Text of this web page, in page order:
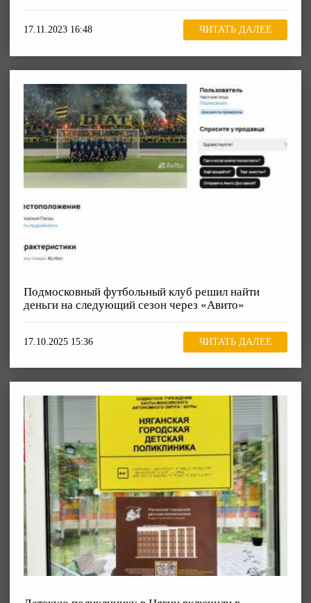
17.11.2023 16:48 ЧИТАТЬ ДАЛЕЕ
Подмосковный футбольный клуб решил найти
деньги на следующий сезон через «Авито»
17.10.2025 15:36 ЧИТАТЬ ДАЛЕЕ